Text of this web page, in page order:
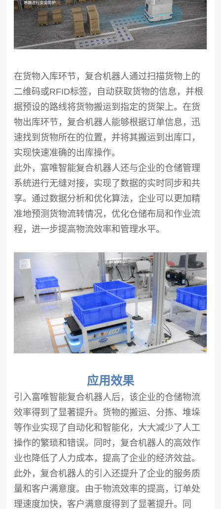
在货物入库环节，复合机器人通过扫描货物上的
二维码或RFID标签，自动获取货物的信息，并根
据预设的路线将货物搬运到指定的货架上。在货
物出库环节，复合机器人能够根据订单信息，迅
速找到货物所在的位置，并将其搬运到出库口，
实现快速准确的出库操作。
此外，富唯智能复合机器人还与企业的仓储管理
系统进行无缝对接，实现了数据的实时同步和共
享。通过数据分析和优化算法，企业可以更加精
准地预测货物流转情况，优化仓储布局和作业流
程，进一步提高物流效率和管理水平。
应用效果
引入富唯智能复合机器人后，该企业的仓储物流
效率得到了显著提升。货物的搬运、分拣、堆垛
等作业实现了自动化和智能化，大大减少了人工
操作的繁琐和错误。同时，复合机器人的高效作
业也降低了人力成本，提高了企业的经济效益。
此外，复合机器人的引入还提升了企业的服务质
量和客户满意度。由于物流效率的提高，订单处
理速度加快，客户满意度得到了显著提升。同